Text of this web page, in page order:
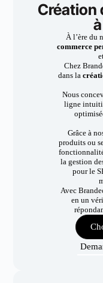
Création
À l’ère du
commerce
Chez
dans la
Nous
ligne
Grâce à
produits ou
la gestion
pour le
Avec
en un